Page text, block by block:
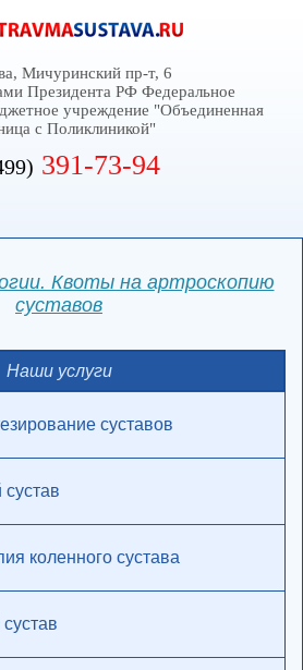
Мичуринский пр-т, 6
Президента РФ Федеральное
учреждение "Объединенная
с Поликлиникой"
391-73-94
Квоты на артроскопию
суставов
Наши услуги
суставов
коленного сустава